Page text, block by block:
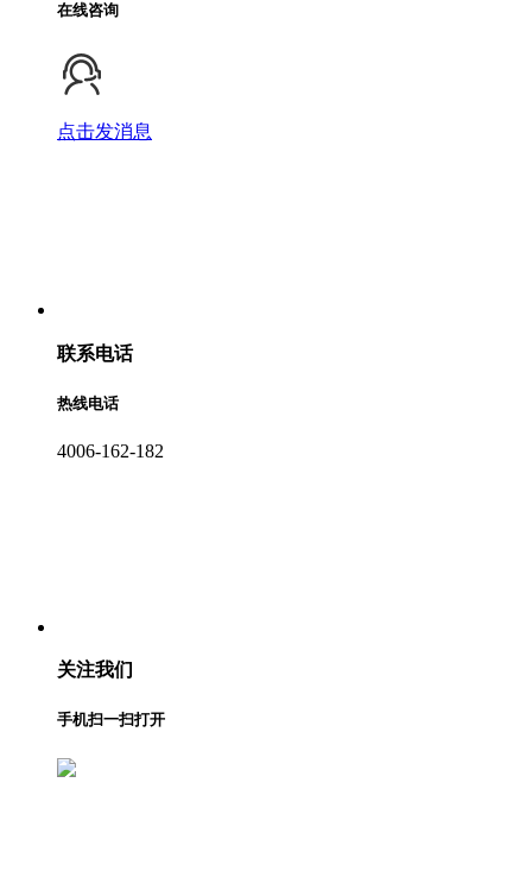
在线咨询
点击发消息
联系电话
热线电话
4006-162-182
关注我们
手机扫一扫打开